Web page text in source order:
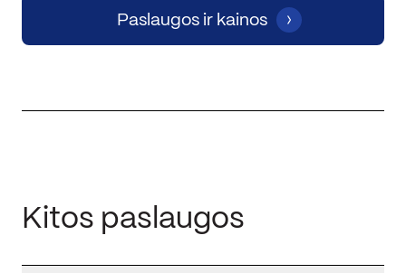
Paslaugos ir kainos
Kitos paslaugos